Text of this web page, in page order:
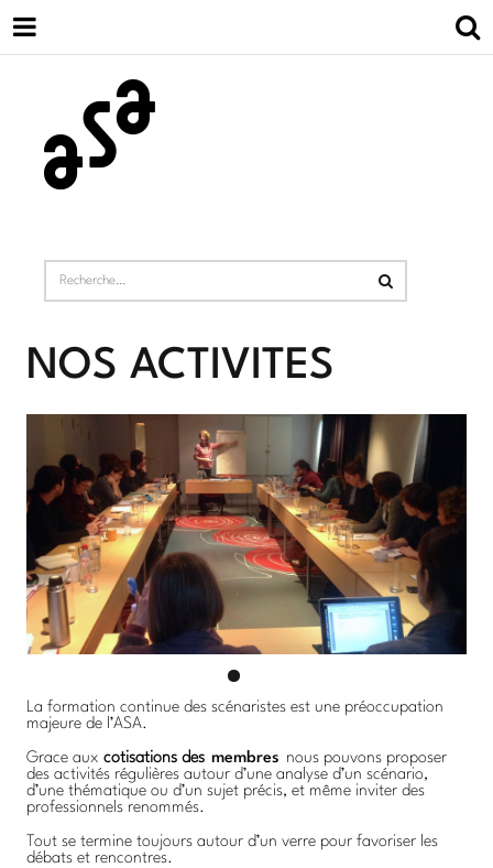
NOS ACTIVITÉS
La formation continue des scénaristes est une préoccupation
majeure de l’ASA.
Grace aux cotisations des membres nous pouvons proposer
des activités régulières autour d’une analyse d’un scénario,
d’une thématique ou d’un sujet précis, et même inviter des
professionnels renommés.
Tout se termine toujours autour d’un verre pour favoriser les
débats et rencontres.